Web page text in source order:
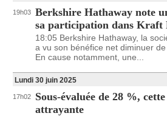
19h03 Berkshire Hathaway note
sa participation dans Kraft
18:05 Berkshire Hathaway, la
a vu son bénéfice net diminuer
En cause notamment, une...
Lundi 30 juin 2025
17h02
Sous-évaluée de 28 %,
attrayante